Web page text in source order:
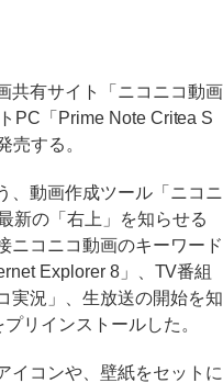
共有サイト「ニコニコ動画
PC「Prime Note Critea S
売する。
動画作成ツール「ニコニ
新の「右上」を知らせる
ニコニコ動画のキーワード
Explorer 8」、TV番組
実況」、生放送の開始を知
リインストールした。
コンや、壁紙をセットに